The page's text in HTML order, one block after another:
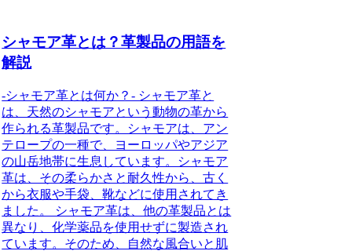
シャモア革とは？革製品の用語を
解説
-シャモア革とは何か？- シャモア革と
は、天然のシャモアという動物の革から
作られる革製品です。シャモアは、アン
テロープの一種で、ヨーロッパやアジア
の山岳地帯に生息しています。シャモア
革は、その柔らかさと耐久性から、古く
から衣服や手袋、靴などに使用されてき
ました。 シャモア革は、他の革製品とは
異なり、化学薬品を使用せずに製造され
ています。そのため、自然な風合いと肌